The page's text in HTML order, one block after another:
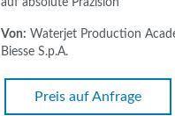
Von: Waterjet Production
Biesse S.p.A.
Preis auf Anfrage